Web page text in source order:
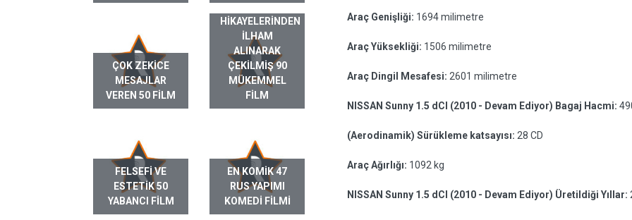
ÇOK ZEKICE
MESAJLAR
VEREN 50 FILM
GERÇEK HAYAT
HIKAYELERINDEN
ILHAM
ALINARAK
ÇEKILMIŞ 90
MÜKEMMEL
FILM
FELSEFI VE
ESTETIK 50
YABANCI FILM
EN KOMIK 47
RUS YAPIMI
KOMEDI FILMI
Araç Genişliği: 1694 milimetre
Araç Yüksekliği: 1506 milimetre
Araç Dingil Mesafesi: 2601 milimetre
NISSAN Sunny 1.5 dCI (2010 - Devam Ediyor) Bagaj Hacmi:
(Aerodinamik) Sürükleme katsayısı: 28 CD
Araç Ağırlığı: 1092 kg
NISSAN Sunny 1.5 dCI (2010 - Devam Ediyor) Üretildiği Yıllar: